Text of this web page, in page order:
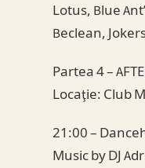
Lotus, Blue
Beclean,
Partea 4 –
Locaţie: Club
21:00 –
Music by DJ